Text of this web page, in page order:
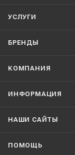
УСЛУГИ
БРЕНДЫ
КОМПАНИЯ
ИНФОРМАЦИЯ
НАШИ CАЙТЫ
ПОМОЩЬ